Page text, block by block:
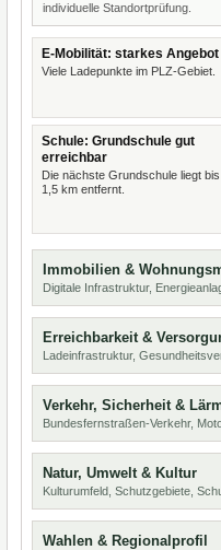
individuelle Standortprüfung.
E-Mobilität: starkes Angebot
Viele Ladepunkte im PLZ-Gebiet.
Schule: Grundschule gut
erreichbar
Die nächste Grundschule liegt bis
1,5 km entfernt.
Immobilien &
Digitale Infrastruktur,
Erreichbarkeit &
Ladeinfrastruktur,
Verkehr, Sicherheit &
Bundesfernstraßen-Verkehr,
Natur, Umwelt & Kultur
Kulturumfeld, Schutzgebiete,
Wahlen & Regionalprofil